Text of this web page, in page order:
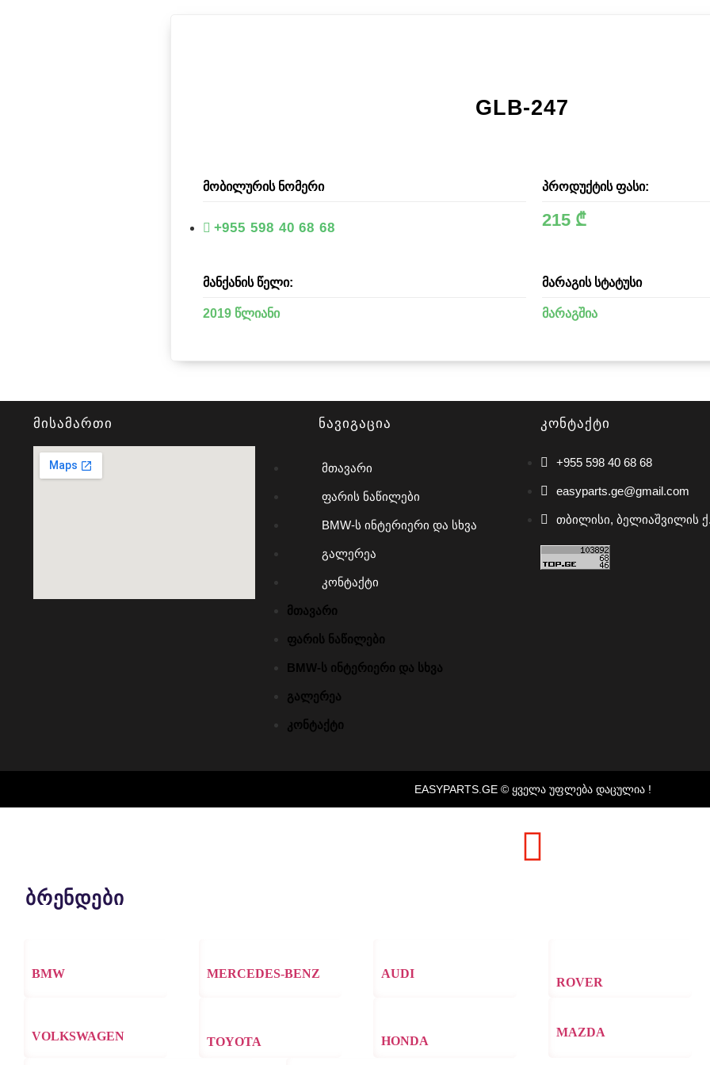
GLB-247
მობილურის ნომერი
+955 598 40 68 68
პროდუქტის ფასი:
215 ₾
მანქანის წელი:
2019 წლიანი
მარაგის სტატუსი
მარაგშია
მისამართი ნავიგაცია
მთავარი
ფარის ნაწილები
BMW-ს ინტერიერი და სხვა
გალერეა
კონტაქტი
მთავარი
ფარის ნაწილები
BMW-ს ინტერიერი და სხვა
გალერეა
კონტაქტი
კონტაქტი
+955 598 40 68 68
easyparts.ge@gmail.com
თბილისი, ბელიაშვილის
EASYPARTS.GE © ᲧᲕᲔᲚᲐ ᲣᲤᲚᲔᲑᲐ ᲓᲐᲪᲣᲚᲘᲐ !
ბრენდები
BMW MERCEDES-BENZ AUDI
ROVER
VOLKSWAGEN TOYOTA HONDA
MAZDA